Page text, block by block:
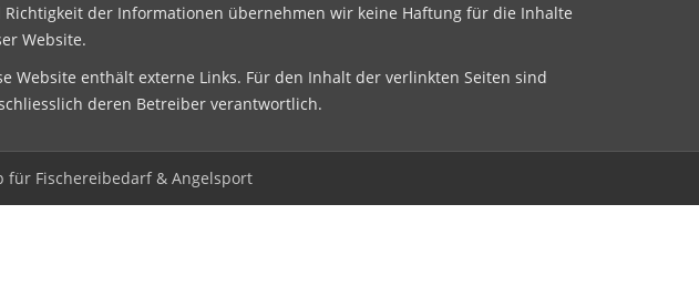
Richtigkeit der Informationen übernehmen wir keine Haftung für die Inhalte
Website.
Website enthält externe Links. Für den Inhalt der verlinkten Seiten sind
deren Betreiber verantwortlich.
für Fischereibedarf & Angelsport